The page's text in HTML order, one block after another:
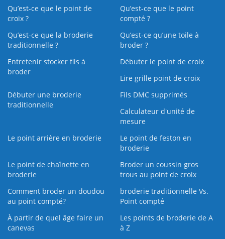
Qu’est-ce que le point de
croix ?
Qu’est-ce que le point
compté ?
Qu’est-ce que la broderie
traditionnelle ?
Qu’est‑ce qu’une toile à
broder ?
Entretenir stocker fils à
broder
Débuter le point de croix
Lire grille point de croix
Débuter une broderie
traditionnelle
Fils DMC supprimés
Calculateur d'unité de
mesure
Le point arrière en broderie
Le point de feston en
broderie
Le point de chaînette en
broderie
Broder un coussin gros
trous au point de croix
Comment broder un doudou
au point compté?
broderie traditionnelle Vs.
Point compté
À partir de quel âge faire un
canevas
Les points de broderie de A
à Z